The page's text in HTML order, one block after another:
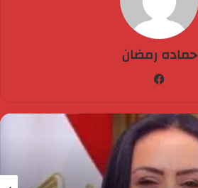
حماده رمضان